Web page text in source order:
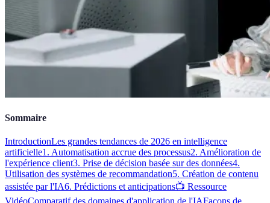
Sommaire
IntroductionLes grandes tendances de 2026 en intelligence
artificielle1. Automatisation accrue des processus2. Amélioration de
l'expérience client3. Prise de décision basée sur des données4.
Utilisation des systèmes de recommandation5. Création de contenu
assistée par l'IA6. Prédictions et anticipations📺 Ressource